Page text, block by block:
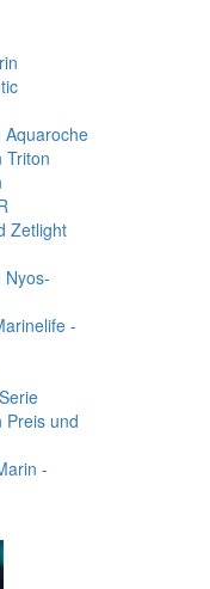
Triton
Zetlight
Nyos-
-
Preis und
-